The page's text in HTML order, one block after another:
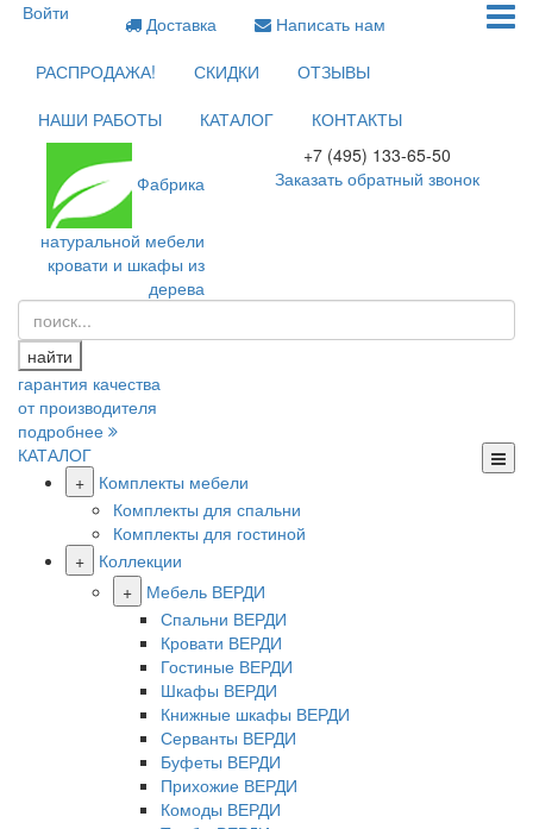
Войти Доставка
Написать нам
РАСПРОДАЖА!
СКИДКИ
ОТЗЫВЫ
НАШИ РАБОТЫ
КАТАЛОГ КОНТАКТЫ
Фабрика
натуральной мебели
кровати и шкафы из
дерева
+7 (495) 133-65-50
Заказать обратный звонок
найти
гарантия качества
от производителя
подробнее
КАТАЛОГ
+
Комплекты мебели
Комплекты для спальни
Комплекты для гостиной
+
Коллекции
+
Мебель ВЕРДИ
Спальни ВЕРДИ
Кровати ВЕРДИ
Гостиные ВЕРДИ
Шкафы ВЕРДИ
Книжные шкафы ВЕРДИ
Серванты ВЕРДИ
Буфеты ВЕРДИ
Прихожие ВЕРДИ
Комоды ВЕРДИ